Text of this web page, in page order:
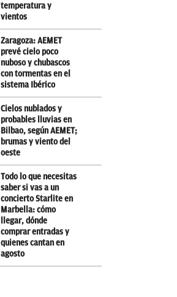
temperatura y
vientos
Zaragoza: AEMET
prevé cielo poco
nuboso y chubascos
con tormentas en el
sistema Ibérico
Cielos nublados y
probables lluvias en
Bilbao, según AEMET;
brumas y viento del
oeste
Todo lo que necesitas
saber si vas a un
concierto Starlite en
Marbella: cómo
llegar, dónde
comprar entradas y
quienes cantan en
agosto